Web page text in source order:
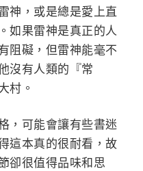
神，或是總是愛上直
如果雷神是真正的人
阻礙，但雷神能毫不
沒有人類的『常
村。
，可能會讓有些書迷
這本真的很耐看，故
卻很值得品味和思